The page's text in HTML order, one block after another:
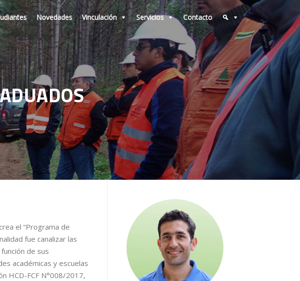
Novedades Vinculación Servicios Contacto
el “Programa de
fue canalizar las
de sus
académicas y escuelas
HCD-FCF N°008/2017,